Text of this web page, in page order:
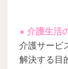
● 介護生活
介護サービ
解決する目